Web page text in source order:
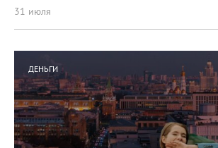
31 июля
ДЕНЬГИ